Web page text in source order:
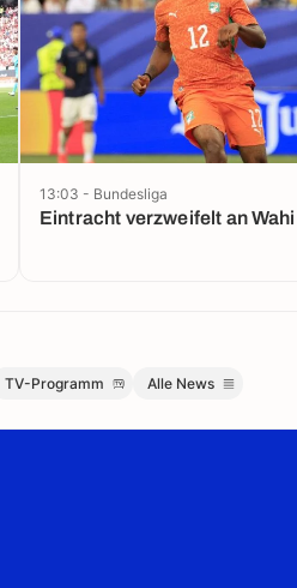
Eintracht verzweifelt an Wahi
13:03 - Bundesliga
TV-Programm Alle News